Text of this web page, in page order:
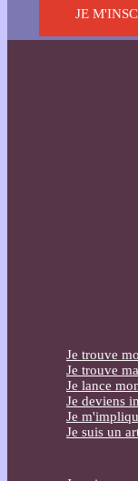
JE
Je trouve
Je trouve
Je lance
Je deviens
Je
Je suis un